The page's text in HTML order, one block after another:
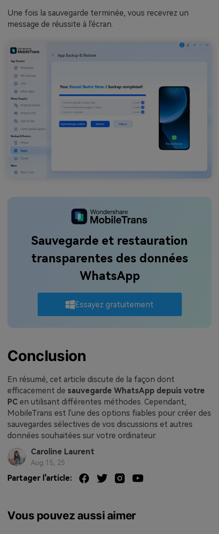
Une fois la sauvegarde terminée, vous recevrez un
message de réussite à l'écran.
Sauvegarde et restauration
transparentes des données
WhatsApp
Essayez gratuitement
Conclusion
En résumé, cet article discute de la façon dont
efficacement de sauvegarde WhatsApp depuis votre
PC en utilisant différentes méthodes. Cependant,
MobileTrans est l'une des options fiables pour créer des
sauvegardes sélectives de vos discussions et autres
données souhaitées sur votre ordinateur.
Caroline Laurent
Aug 15, 25
Partager l'article:
Vous pouvez aussi aimer